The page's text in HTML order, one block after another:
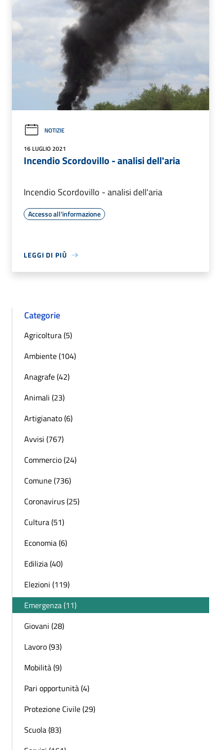
NOTIZIE
16 LUGLIO 2021
Incendio Scordovillo - analisi dell'aria
Incendio Scordovillo - analisi dell'aria
Accesso all'informazione
LEGGI DI PIÙ
Categorie
Agricoltura (5)
Ambiente (104)
Anagrafe (42)
Animali (23)
Artigianato (6)
Avvisi (767)
Commercio (24)
Comune (736)
Coronavirus (25)
Cultura (51)
Economia (6)
Edilizia (40)
Elezioni (119)
Emergenza (11)
Giovani (28)
Lavoro (93)
Mobilità (9)
Pari opportunità (4)
Protezione Civile (29)
Scuola (83)